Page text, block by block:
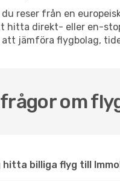
reser från en
hitta direkt- eller en-
jämföra flygbolag,
om
hitta billiga flyg till